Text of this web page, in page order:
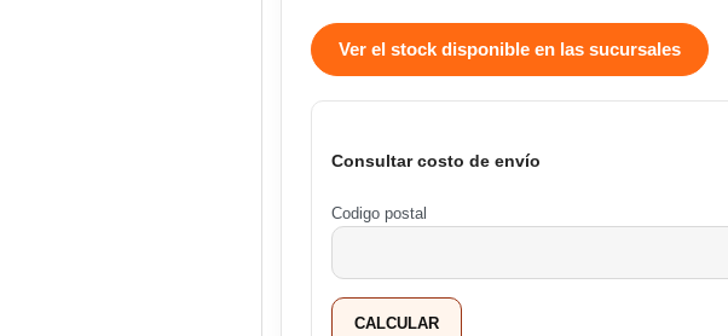
Ver el stock disponible en las sucursales
Consultar costo de envío
Codigo postal
CALCULAR